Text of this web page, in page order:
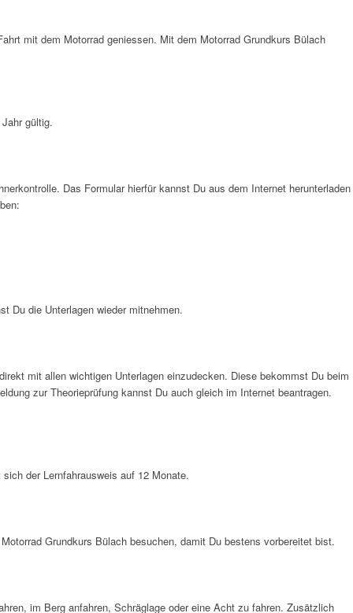
mit dem Motorrad geniessen. Mit dem Motorrad Grundkurs Bülach
gültig.
Das Formular hierfür kannst Du aus dem Internet herunterladen
Du die Unterlagen wieder mitnehmen.
mit allen wichtigen Unterlagen einzudecken. Diese bekommst Du beim
zur Theorieprüfung kannst Du auch gleich im Internet beantragen.
der Lernfahrausweis auf 12 Monate.
Grundkurs Bülach besuchen, damit Du bestens vorbereitet bist.
im Berg anfahren, Schräglage oder eine Acht zu fahren. Zusätzlich